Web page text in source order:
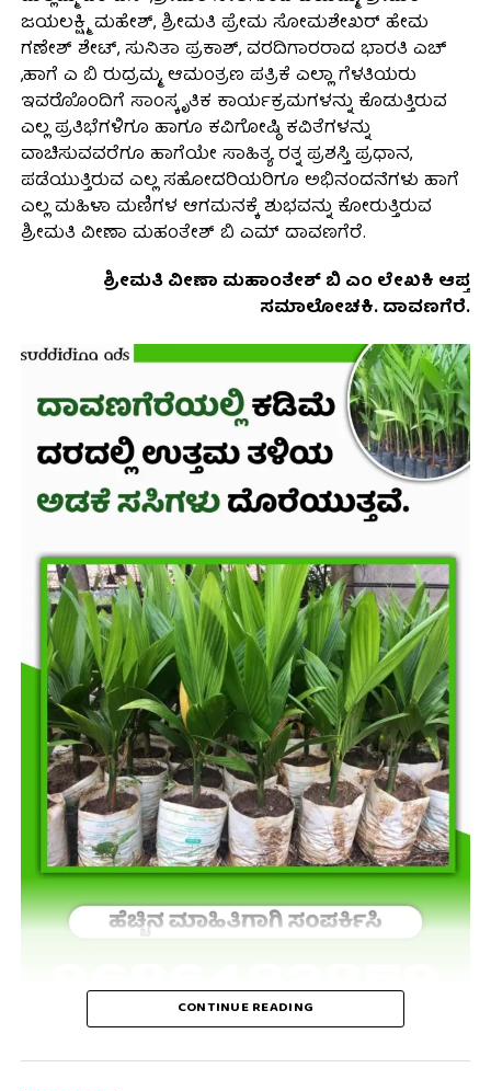
ಜಯಲಕ್ಷ್ಮಿ ಮಹೇಶ್, ಶ್ರೀಮತಿ ಪ್ರೇಮ ಸೋಮಶೇಖರ್ ಹೇಮ
ಗಣೇಶ್ ಶೇಟ್, ಸುನಿತಾ ಪ್ರಕಾಶ್, ವರದಿಗಾರರಾದ ಭಾರತಿ ಎಚ್
,ಹಾಗೆ ಎ ಬಿ ರುದ್ರಮ್ಮ, ಆಮಂತ್ರಣ ಪತ್ರಿಕೆ ಎಲ್ಲಾ ಗೆಳತಿಯರು
ಇವರೊೊಂದಿಗೆ ಸಾಂಸ್ಕೃತಿಕ ಕಾರ್ಯಕ್ರಮಗಳನ್ನು ಕೊಡುತ್ತಿರುವ
ಎಲ್ಲ ಪ್ರತಿಭೆಗಳಿಗೂ ಹಾಗೂ ಕವಿಗೋಷ್ಠಿ ಕವಿತೆಗಳನ್ನು
ವಾಚಿಸುವವರೆಗೂ ಹಾಗೆಯೇ ಸಾಹಿತ್ಯ ರತ್ನ ಪ್ರಶಸ್ತಿ ಪ್ರಧಾನ,
ಪಡೆಯುತ್ತಿರುವ ಎಲ್ಲ ಸಹೋದರಿಯರಿಗೂ ಅಭಿನಂದನೆಗಳು ಹಾಗೆ
ಎಲ್ಲ ಮಹಿಳಾ ಮಣಿಗಳ ಆಗಮನಕ್ಕೆ ಶುಭವನ್ನು ಕೋರುತ್ತಿರುವ
ಶ್ರೀಮತಿ ವೀಣಾ ಮಹಂತೇಶ್ ಬಿ ಎಮ್ ದಾವಣಗೆರೆ.
ಶ್ರೀಮತಿ ವೀಣಾ ಮಹಾಂತೇಶ್ ಬಿ ಎಂ ಲೇಖಕಿ ಆಪ್ತ
ಸಮಾಲೋಚಕಿ. ದಾವಣಗೆರೆ.
CONTINUE READING